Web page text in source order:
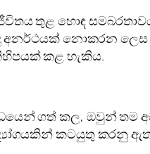
තුළ හොඳ
අනර්ථයක් නොකරන
කළ හැකිය.
ගත් කල, ඔවුන් තම
කටයුතු කරනු